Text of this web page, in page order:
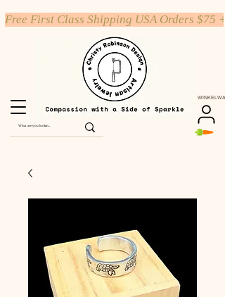
Free First Class Shipping USA Orders $75 +